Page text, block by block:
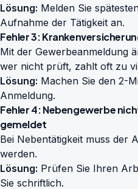
Lösung: Melden Sie
Aufnahme der Tätigkeit an.
Fehler 3:
Mit der Gewerbeanmeldung
wer nicht prüft, zahlt oft zu
Lösung: Machen Sie den 2-
Anmeldung.
Fehler 4: Nebengewerbe
gemeldet
Bei Nebentätigkeit muss der
werden.
Lösung: Prüfen Sie Ihren
Sie schriftlich.